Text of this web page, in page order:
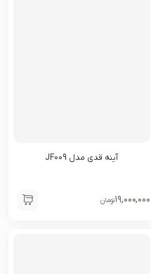
آینه قدی مدل JF009
۱۹,۰۰۰,۰۰۰تومان